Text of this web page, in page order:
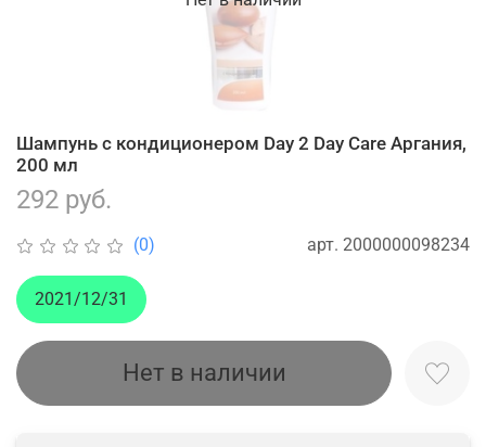
(0) арт. 2000000098234
Шампунь с кондиционером Day 2 Day Care Аргания,
200 мл
292 руб.
Нет в наличии
2021/12/31